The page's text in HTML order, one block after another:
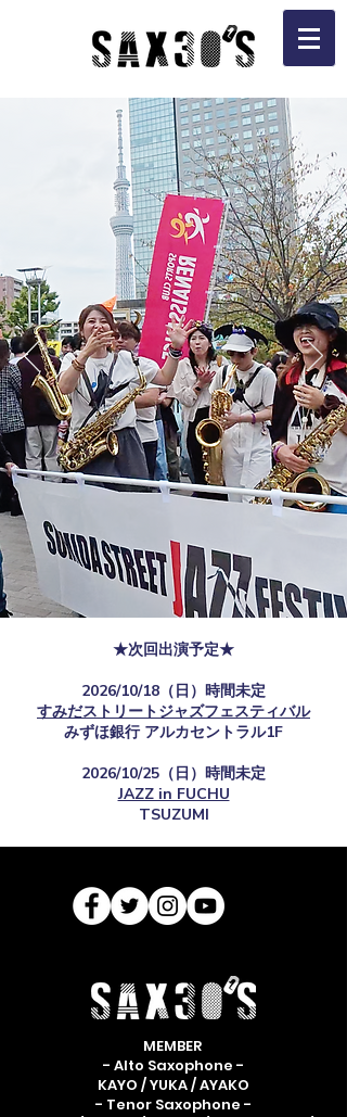
★次回出演予定★
2026/10/18（日）時間未定
すみだストリートジャズフェスティバル
​みずほ銀行 アルカセントラル1F
2026/10/25（日）時間未定
JAZZ in FUCHU
TSUZUMI
MEMBER
- Alto Saxophone -
KAYO / YUKA / AYAKO
- Tenor Saxophone -